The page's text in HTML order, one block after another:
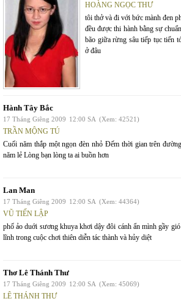
HOÀNG NGỌC THƯ
tôi thở và đi với bức mành đen
đều được thi hành bằng sự
bão giữa rừng sâu tiếp tục tiến
ở đâu
Hành Tây Bắc
17 Tháng Giêng 2009 12:00 SA (Xem: 42521)
TRẦN MỘNG TÚ
Cuối năm thắp một ngọn đèn nhỏ Đếm thời gian trên
năm lẻ Lòng bạn lòng ta ai buồn hơn
Lan Man
17 Tháng Giêng 2009 12:00 SA (Xem: 44364)
VŨ TIẾN LẬP
phố ảo duới sương khuya khơi dậy đôi cánh ẩn mình gầy
lĩnh trong cuộc chơi thiên diễn tác thành và hủy diệt
Thơ Lê Thánh Thư
17 Tháng Giêng 2009 12:00 SA (Xem: 45069)
LÊ THÁNH THƯ